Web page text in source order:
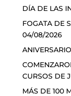
DÍA DE LAS
FOGATA DE
04/08/2026
CURSOS DE
MÁS DE 100